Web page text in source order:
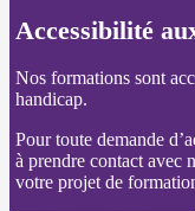
Accessibilité
Nos formations sont
handicap.
Pour toute demande
à prendre contact avec
votre projet de